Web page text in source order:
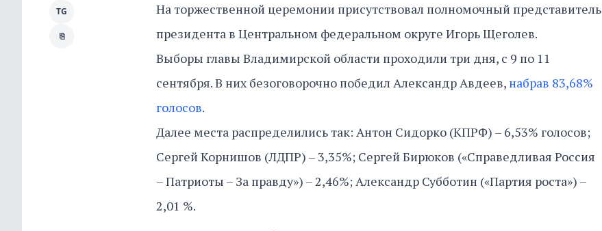
На торжественной церемонии присутствовал полномочный представитель
президента в Центральном федеральном округе Игорь Щеголев.
Выборы главы Владимирской области проходили три дня, с 9 по 11
сентября. В них безоговорочно победил Александр Авдеев, набрав 83,68%
голосов.
Далее места распределились так: Антон Сидорко (КПРФ) – 6,53% голосов;
Сергей Корнишов (ЛДПР) – 3,35%; Сергей Бирюков («Справедливая Россия
– Патриоты – За правду») – 2,46%; Александр Субботин («Партия роста») –
2,01 %.
TG
⎘